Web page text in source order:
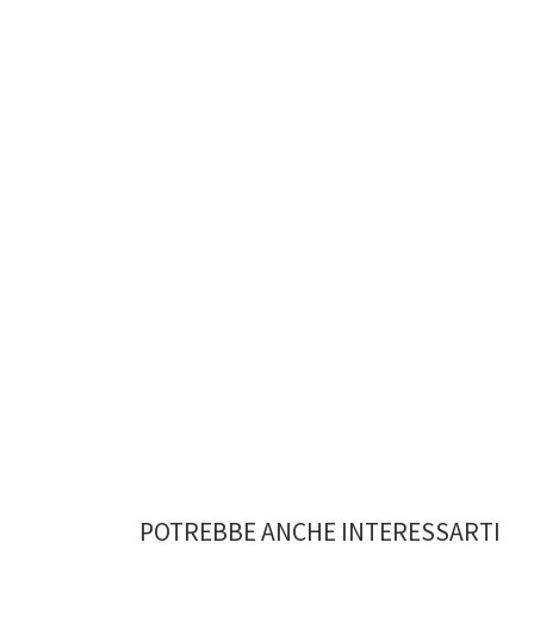
POTREBBE ANCHE INTERESSARTI